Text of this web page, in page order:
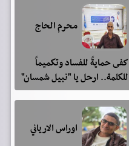
محرم الحاج
كفى حمايةً للفساد وتكميماً
للكلمة.. ارحل يا "نبيل شمسان"
اوراس الارياني